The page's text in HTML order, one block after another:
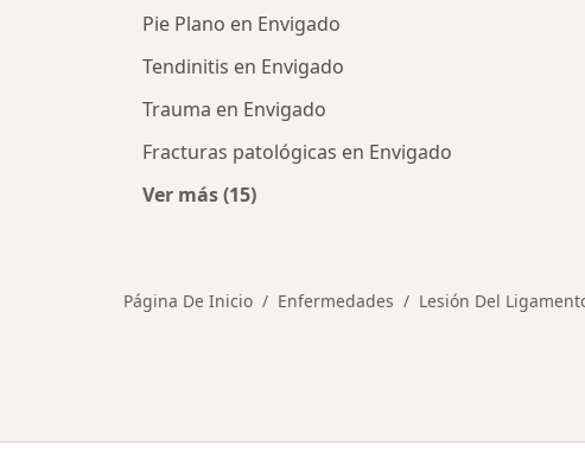
Pie Plano en Envigado
Tendinitis en Envigado
Trauma en Envigado
Fracturas patológicas en Envigado
Ver más (15)
Página De Inicio Enfermedades Lesión Del